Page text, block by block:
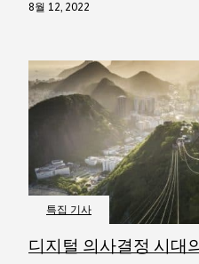
8월 12, 2022
특집 기사
디지털 의사결정 시대